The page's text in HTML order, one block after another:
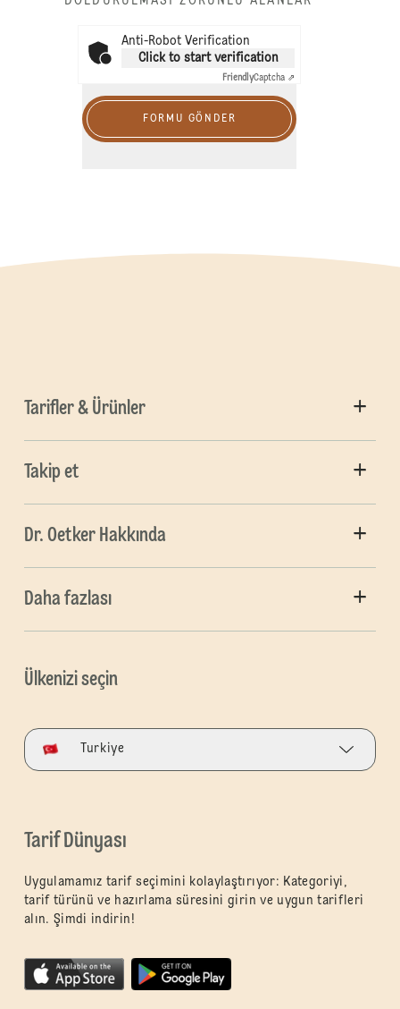
Anti-Robot Verification
Click to start verification
FriendlyCaptcha ⇗
FORMU GÖNDER
Tarifler & Ürünler
Takip et
Dr. Oetker Hakkında
Daha fazlası
Ülkenizi seçin
Turkiye
Tarif Dünyası
Uygulamamız tarif seçimini kolaylaştırıyor: Kategoriyi,
tarif türünü ve hazırlama süresini girin ve uygun tarifleri
alın. Şimdi indirin!